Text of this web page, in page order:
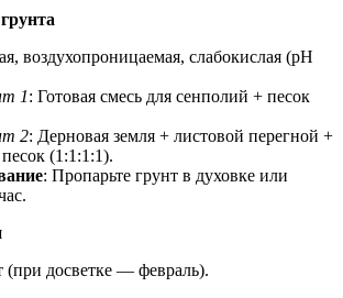
воздухопроницаемая, слабокислая (pH
1: Готовая смесь для сенполий + песок
2: Дерновая земля + листовой перегной +
(1:1:1:1).
: Пропарьте грунт в духовке или
(при досветке — февраль).